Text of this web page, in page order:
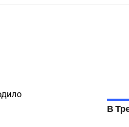
В